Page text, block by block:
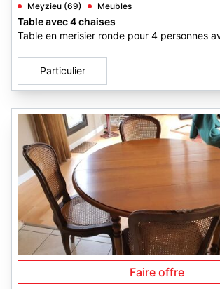
Meyzieu (69) Meubles
Table avec 4 chaises
Table en merisier ronde pour 4 personnes
Particulier
Faire offre